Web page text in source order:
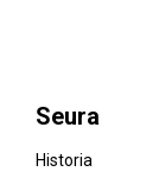
Seura
Historia